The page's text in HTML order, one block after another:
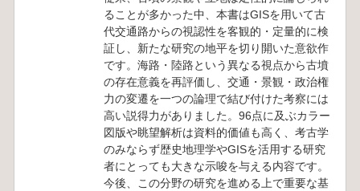
ることが多かった中、本書はGISを用いて古
代交通路からの視認性を客観的・定量的に検
証し、新たな研究の地平を切り開いた意欲作
です。海路・陸路という異なる視点から古墳
の存在意義を再評価し、交通・景観・政治権
力の変遷を一つの論理で結び付けた考察には
高い説得力がありました。96点に及ぶカラー
図版や眺望解析は資料的価値も高く、考古学
のみならず歴史地理学やGISを活用する研究
者にとっても大きな示唆を与える内容です。
今後、この分野の研究を進める上で重要な基